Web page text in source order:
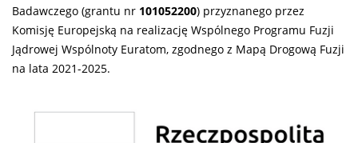
Badawczego (grantu nr 101052200) przyznanego przez
Komisję Europejską na realizację Wspólnego Programu Fuzji
Jądrowej Wspólnoty Euratom, zgodnego z Mapą Drogową Fuzji
na lata 2021-2025.